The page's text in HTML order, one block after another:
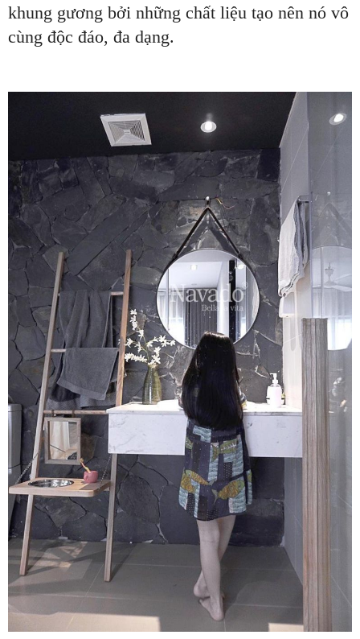
khung gương bởi những chất liệu tạo nên nó vô
cùng độc đáo, đa dạng.